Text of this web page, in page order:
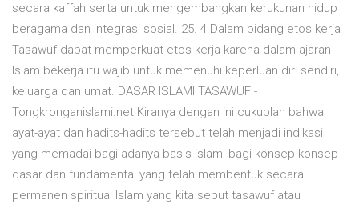
secara kaffah serta untuk mengembangkan kerukunan hidup
beragama dan integrasi sosial. 25. 4.Dalam bidang etos kerja
Tasawuf dapat memperkuat etos kerja karena dalam ajaran
Islam bekerja itu wajib untuk memenuhi keperluan diri sendiri,
keluarga dan umat. DASAR ISLAMI TASAWUF -
Tongkronganislami.net Kiranya dengan ini cukuplah bahwa
ayat-ayat dan hadits-hadits tersebut telah menjadi indikasi
yang memadai bagi adanya basis islami bagi konsep-konsep
dasar dan fundamental yang telah membentuk secara
permanen spiritual Islam yang kita sebut tasawuf atau